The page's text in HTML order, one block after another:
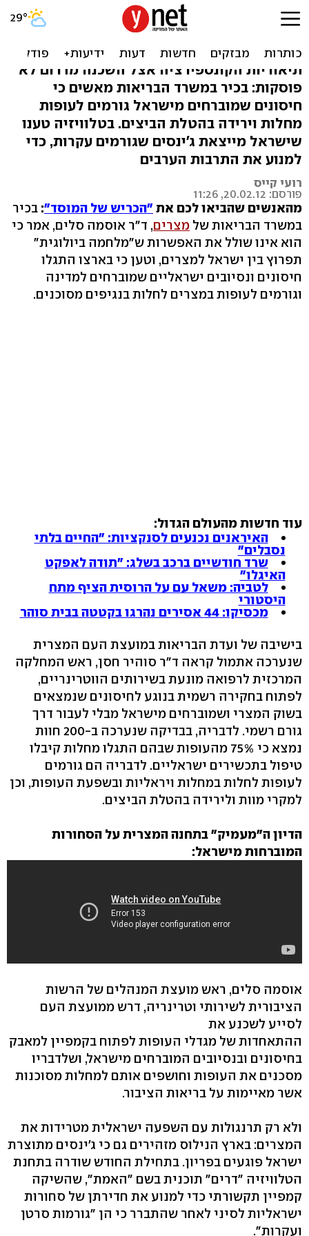
טענות במצרים: ישראל
מרעילה עופות. וגם ג'ינס
תיאוריות הקונספירציה אצל השכנה מדרום לא
פוסקות: בכיר במשרד הבריאות מאשים כי
חיסונים שמוברחים מישראל גורמים לעופות
מחלות וירידה בהטלת הביצים. בטלוויזיה טענו
שישראל מייצאת ג'ינסים שגורמים עקרות, כדי
למנוע את התרבות הערבים
רועי קייס
פורסם: 20.02.12, 11:26
מהאנשים שהביאו לכם את"הכריש של המוסד": בכיר
במשרד הבריאות של מצרים, ד"ר אוסמה סלים, אמר כי
הוא אינו שולל את האפשרות ש"מלחמה ביולוגית"
תפרוץ בין ישראל למצרים, וטען כי בארצו התגלו
חיסונים ונסיובים ישראליים שמוברחים למדינה
וגורמים לעופות במצרים לחלות בנגיפים מסוכנים.
עוד חדשות מהעולם הגדול:
האיראנים נכנעים לסנקציות: "החיים בלתי
נסבלים"
שרד חודשיים ברכב בשלג: "תודה לאפקט
האיגלו"
לטביה: משאל עם על הרוסית הציף מתח
היסטורי
מכסיקו: 44 אסירים נהרגו בקטטה בבית סוהר
בישיבה של ועדת הבריאות במועצת העם המצרית
שנערכה אתמול קראה ד"ר סוהיר חסן, ראש המחלקה
המרכזית לרפואה מונעת בשירותים הווטרינריים,
לפתוח בחקירה רשמית בנוגע לחיסונים שנמצאים
בשוק המצרי ושמוברחים מישראל מבלי לעבור דרך
גורם רשמי. לדבריה, בבדיקה שנערכה ב-200 חוות
נמצא כי 75% מהעופות שבהם התגלו מחלות קיבלו
טיפול בתכשירים ישראליים. לדבריה הם גורמים
לעופות לחלות במחלות ויראליות ובשפעת העופות, וכן
למקרי מוות ולירידה בהטלת הביצים.
הדיון ה"מעמיק" בתחנה המצרית על הסחורות
המוברחות מישראל:
אוסמה סלים, ראש מועצת המנהלים של הרשות
הציבורית לשירותי וטרינריה, דרש ממועצת העם
לסייע לשכנע את
ההתאחדות של מגדלי העופות לפתוח בקמפיין למאבק
בחיסונים ובנסיובים המוברחים מישראל, ושלדבריו
מסכנים את העופות וחושפים אותם למחלות מסוכנות
אשר מאיימות על בריאות הציבור.
ולא רק תרנגולות עם השפעה ישראלית מטרידות את
המצרים: בארץ הנילוס מזהירים גם כי ג'ינסים מתוצרת
ישראל פוגעים בפריון. בתחילת החודש שודרה בתחנת
הטלוויזיה "דרים" תוכנית בשם "האמת", שהשיקה
קמפיין תקשורתי כדי למנוע את חדירתן של סחורות
ישראליות לסיני לאחר שהתברר כי הן "גורמות סרטן
ועקרות".